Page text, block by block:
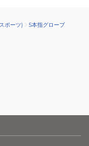
ポーツ) 5本指グローブ